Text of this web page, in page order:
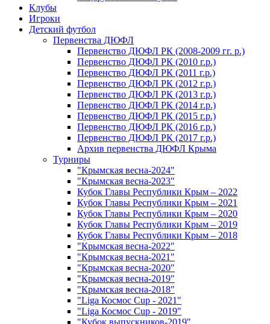
Клубы
Игроки
Детский футбол
Первенства ДЮФЛ
Первенство ДЮФЛ РК (2008-2009 гг. р.)
Первенство ДЮФЛ РК (2010 г.р.)
Первенство ДЮФЛ РК (2011 г.р.)
Первенство ДЮФЛ РК (2012 г.р.)
Первенство ДЮФЛ РК (2013 г.р.)
Первенство ДЮФЛ РК (2014 г.р.)
Первенство ДЮФЛ РК (2015 г.р.)
Первенство ДЮФЛ РК (2016 г.р.)
Первенство ДЮФЛ РК (2017 г.р.)
Архив первенства ДЮФЛ Крыма
Турниры
"Крымская весна-2024"
"Крымская весна-2023"
Кубок Главы Республики Крым – 2022
Кубок Главы Республики Крым – 2021
Кубок Главы Республики Крым – 2020
Кубок Главы Республики Крым – 2019
Кубок Главы Республики Крым – 2018
"Крымская весна-2022"
"Крымская весна-2021"
"Крымская весна-2020"
"Крымская весна-2019"
"Крымская весна-2018"
"Liga Космос Cup - 2021"
"Liga Космос Cup - 2019"
"Кубок выпускников-2019"